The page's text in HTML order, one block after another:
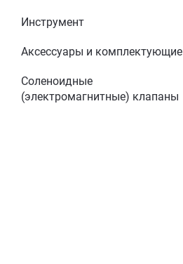
Инструмент
Аксессуары и комплектующие
Соленоидные
(электромагнитные) клапаны